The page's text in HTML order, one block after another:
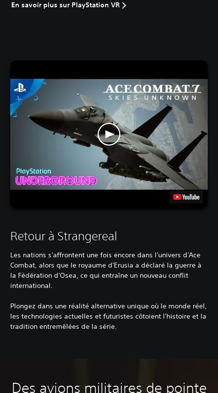
En savoir plus sur PlayStation VR
Retour à Strangereal
Les nations s'affrontent une fois encore dans l'univers d'Ace
Combat, alors que le royaume d'Erusia a déclaré la guerre à
la Fédération d'Osea, ce qui entraîne un nouveau conflit
international.
Plongez dans une réalité alternative unique où le monde réel,
les technologies actuelles et futuristes côtoient l'histoire et la
tradition entremêlées de la série.
Des avions militaires de pointe